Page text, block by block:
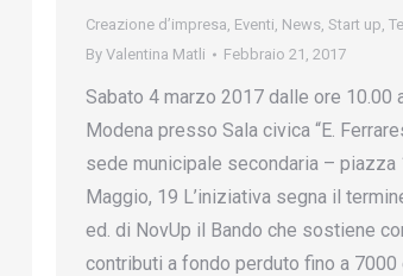
Creazione d’impresa, Eventi, News, Start up,
By Valentina Matli Febbraio 21, 2017
Sabato 4 marzo 2017 dalle ore 10.00
Modena presso Sala civica “E.
sede municipale secondaria – piazza
Maggio, 19 L’iniziativa segna il
ed. di NovUp il Bando che sostiene
contributi a fondo perduto fino a 7000